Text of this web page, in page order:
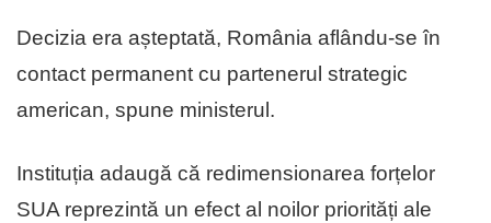
Decizia era așteptată, România aflându-se în
contact permanent cu partenerul strategic
american, spune ministerul.
Instituția adaugă că redimensionarea forțelor
SUA reprezintă un efect al noilor priorități ale